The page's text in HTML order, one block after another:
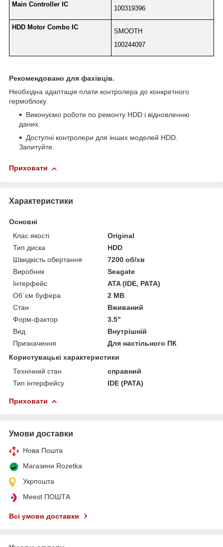
Main Controller IC
100319396
HDD Motor Combo IC
SMOOTH
100244097
Рекомендовано для фахівців.
Необхідна адаптація плати контролера до конкретного
гермоблоку.
Виконуємо роботи по ремонту HDD і відновленню
даних.
Доступні контролери для інших моделей HDD.
Запитуйте.
Приховати
Характеристики
Основні
Клас якості
Original
Тип диска
HDD
Швидкість обертання
7200 об/хв
Виробник
Seagate
Інтерфейс
ATA (IDE, PATA)
Об`єм буфера
2 MB
Стан
Вживаний
Форм-фактор
3.5"
Вид
Внутрішній
Призначення
Для настільного ПК
Користувацькі характеристики
Технічний стан
справний
Тип інтерфейсу
IDE (PATA)
Приховати
Умови доставки
Нова Пошта
Магазини Rozetka
Укрпошта
Meest ПОШТА
Всі умови доставки